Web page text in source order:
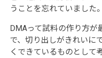
うことを忘れていました。
DMAって試料の作り方が
で、切り出しがきれいに
くできているものとして